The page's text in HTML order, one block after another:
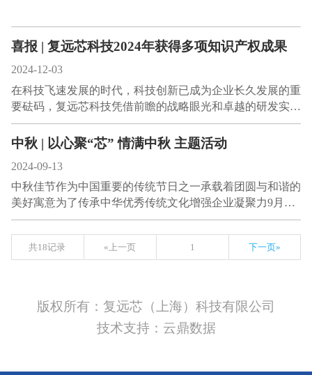
喜报 | 复远芯科技2024年获得多项知识产权成果
2024-12-03
在科技飞速发展的时代，科技创新已成为企业长久发展的重
要砝码，复远芯科技凭借前瞻的战略眼光和卓越的研发实…
中秋 | 以心聚“芯” 情满中秋 主题活动
2024-09-13
中秋佳节作为中国重要的传统节日之一承载着团圆与和谐的
美好寓意为了传承中华优秀传统文化增强企业凝聚力9月…
共18记录 «上一页 1 下一页»
版权所有：复远芯（上海）科技有限公司
技术支持：云鼎数据